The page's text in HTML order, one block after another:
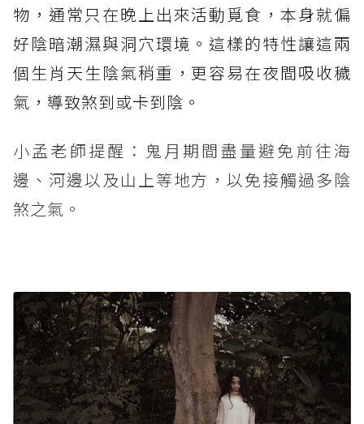
物，通常只在晚上出來活動覓食，本身就偏
好陰暗潮濕與洞穴環境。這樣的特性讓這兩
個生肖天生陰氣稍重，更容易在夜間吸收穢
氣，導致煞到或卡到陰。
小孟老師提醒：鬼月期間盡量避免前往海
邊、河邊以及山上等地方，以免接觸過多陰
煞之氣。